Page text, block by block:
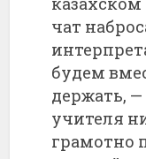
чат
будем
держать,
учителя
грамотно